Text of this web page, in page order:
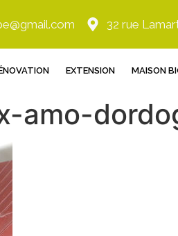
32 rue
EXTENSION MAISON
amo-